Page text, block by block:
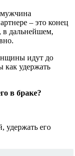
– это конец
в дальнейшем,
идут до
удержать
в браке?
удержать его